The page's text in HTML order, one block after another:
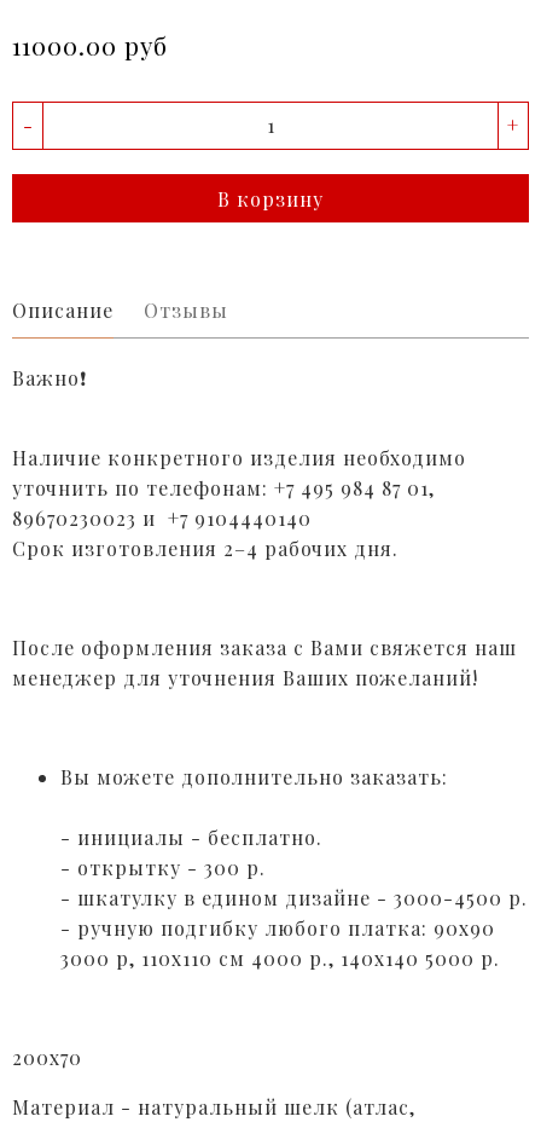
11000.00 руб
- +
В корзину
Описание Отзывы
Важно❗️
Наличие конкретного изделия необходимо
уточнить по телефонам: +7 495 984 87 01,
89670230023 и +7 9104440140
Срок изготовления 2–4 рабочих дня.
После оформления заказа с Вами свяжется наш
менеджер для уточнения Ваших пожеланий!
Вы можете дополнительно заказать:⠀
- инициалы - бесплатно.⠀
- открытку - 300 р. ⠀
- шкатулку в едином дизайне - 3000-4500 р.
- ручную подгибку любого платка: 90х90
3000 р, 110х110 см 4000 р., 140х140 5000 р. ⠀
200х70
Материал - натуральный шелк (атлас,